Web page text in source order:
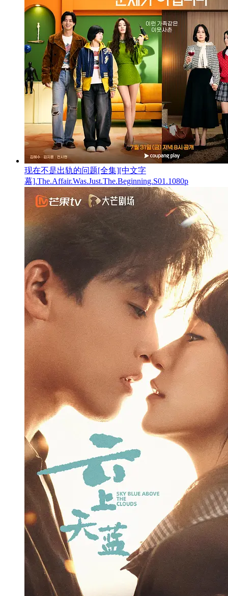
现在不是出轨的问题[全集][中文字
幕].The.Affair.Was.Just.The.Beginning.S01.1080p